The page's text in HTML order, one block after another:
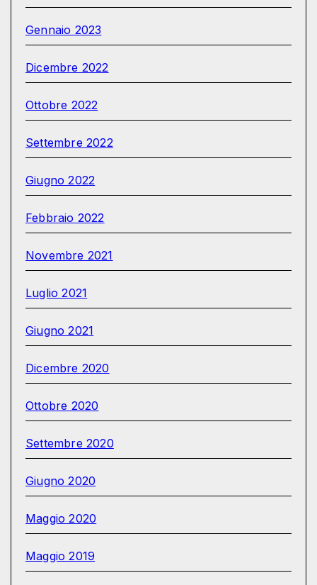
Gennaio 2023
Dicembre 2022
Ottobre 2022
Settembre 2022
Giugno 2022
Febbraio 2022
Novembre 2021
Luglio 2021
Giugno 2021
Dicembre 2020
Ottobre 2020
Settembre 2020
Giugno 2020
Maggio 2020
Maggio 2019